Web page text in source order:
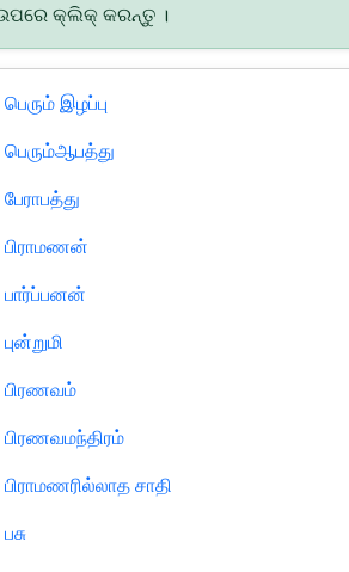
କ୍ଲିକ୍ କରନ୍ତୁ ।
பெரும் இழப்பு
பெரும்ஆபத்து
பேராபத்து
பிராமணன்
பார்ப்பனன்
புன்றுமி
பிரணவம்
பிரணவமந்திரம்
பிராமணரில்லாத சாதி
பசு